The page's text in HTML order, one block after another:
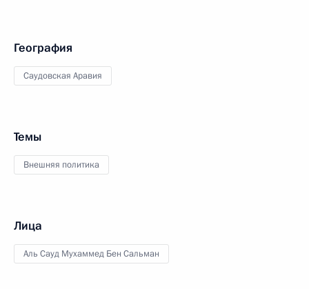
География
Саудовская Аравия
Темы
Внешняя политика
Лица
Аль Сауд Мухаммед Бен Сальман